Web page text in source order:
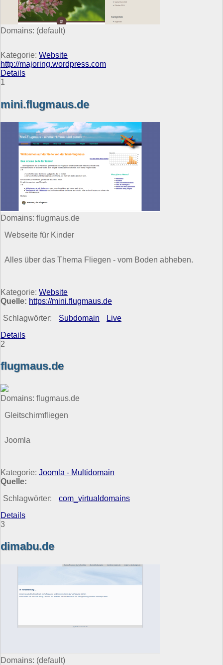
Domains: (default)
Kategorie: Website
http://majoring.wordpress.com
Details
1
mini.flugmaus.de
Domains: flugmaus.de
Webseite für Kinder
Alles über das Thema Fliegen - vom Boden abheben.
Kategorie: Website
Quelle: https://mini.flugmaus.de
Schlagwörter:
Subdomain
Live
Details
2
flugmaus.de
Domains: flugmaus.de
Gleitschirmfliegen
Joomla
Kategorie: Joomla - Multidomain
Quelle:
Schlagwörter:
com_virtualdomains
Details
3
dimabu.de
Domains: (default)